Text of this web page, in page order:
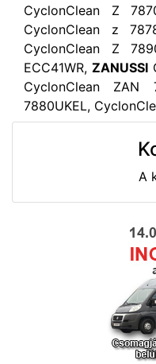
CyclonClean Z
CyclonClean z
CyclonClean Z
ECC41WR,ZANUSSI
CyclonClean ZAN
7880UKEL,
A